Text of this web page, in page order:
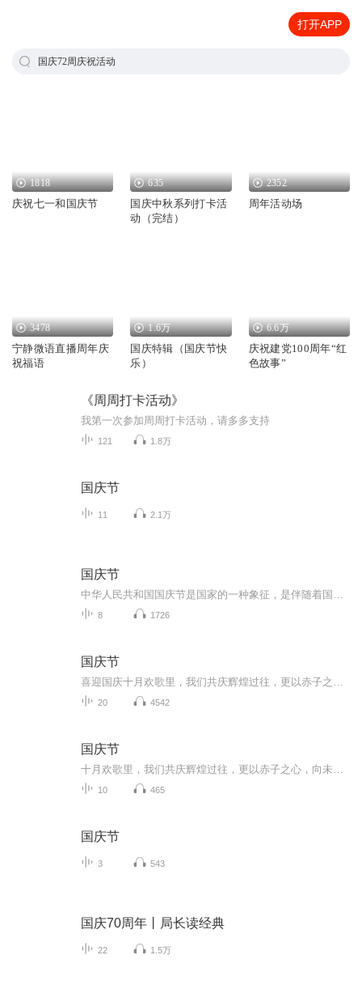
打开APP
国庆72周庆祝活动
1818
庆祝七一和国庆节
635
国庆中秋系列打卡活
动（完结）
2352
周年活动场
3478
宁静微语直播周年庆
祝福语
1.6万
国庆特辑（国庆节快
乐）
6.6万
庆祝建党100周年“红
色故事”
《周周打卡活动》
我第一次参加周周打卡活动，请多多支持
121 1.8万
国庆节
11 2.1万
国庆节
8 1726
国庆节
20 4542
国庆节
10 465
国庆节
3 543
国庆70周年丨局长读经典
22 1.5万